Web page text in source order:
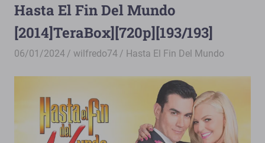
Descarga
Por
Mega
Hasta El Fin Del Mundo
[2014]TeraBox][720p][193/193]
06/01/2024 wilfredo74 Hasta El Fin Del Mundo